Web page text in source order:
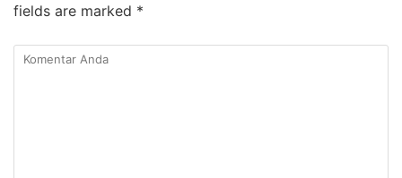
fields are marked *